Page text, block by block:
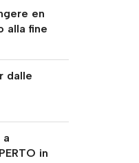
en
alla fine
dalle
a
in